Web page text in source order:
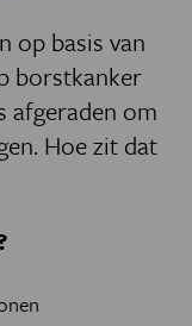
op basis van
borstkanker
afgeraden om
Hoe zit dat